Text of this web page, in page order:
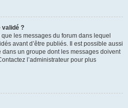
validé ?
les messages du forum dans lequel
avant d’être publiés. Il est possible aussi
dans un groupe dont les messages doivent
l’administrateur pour plus